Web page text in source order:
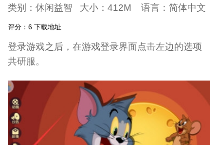
类别：休闲益智 大小：412M 语言：简体中文
评分：6 下载地址
登录游戏之后，在游戏登录界面点击左边的选项
共研服。